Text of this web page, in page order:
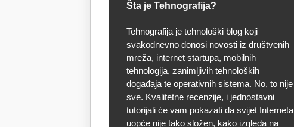
Šta je Tehnografija?
Tehnografija je tehnološki blog koji
svakodnevno donosi novosti iz društvenih
mreža, internet startupa, mobilnih
tehnologija, zanimljivih tehnoloških
događaja te operativnih sistema. No, to nije
sve. Kvalitetne recenzije, i jednostavni
tutorijali će vam pokazati da svijet Interneta
uopće nije tako složen, kako izgleda na